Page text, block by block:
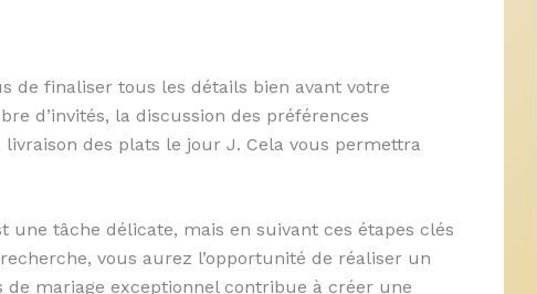
de finaliser tous les détails bien avant votre
d’invités, la discussion des préférences
des plats le jour J. Cela vous permettra
une tâche délicate, mais en suivant ces étapes clés
vous aurez l’opportunité de réaliser un
mariage exceptionnel contribue à créer une